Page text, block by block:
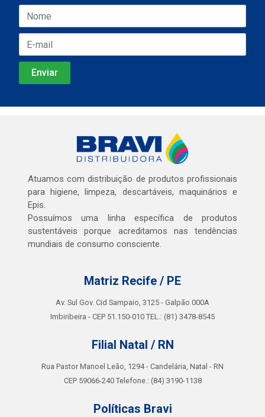
Atuamos com distribuição de produtos profissionais
para higiene, limpeza, descartáveis, maquinários e
Epis.
Possuímos uma linha específica de produtos
sustentáveis porque acreditamos nas tendências
mundiais de consumo consciente.
Matriz Recife / PE
Av. Sul Gov. Cid Sampaio, 3125 - Galpão 000A
Imbiribeira - CEP 51.150-010 TEL.: (81) 3478-8545
Filial Natal / RN
Rua Pastor Manoel Leão, 1294 - Candelária, Natal - RN
CEP 59066-240 Telefone.: (84) 3190-1138
Políticas Bravi